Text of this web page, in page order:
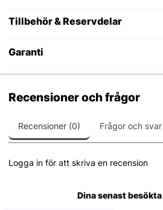
Tillbehör & Reservdelar
Garanti
Recensioner och frågor
Recensioner (0) Frågor och
Logga in för att skriva en recension
Dina senast